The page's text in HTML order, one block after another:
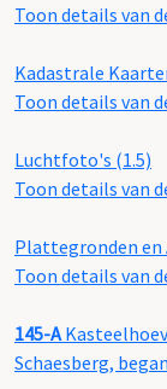
Toon details van
Kadastrale
Toon details van
Luchtfoto's (1.5)
Toon details van
Plattegronden en
Toon details van
145-A
Schaesberg,